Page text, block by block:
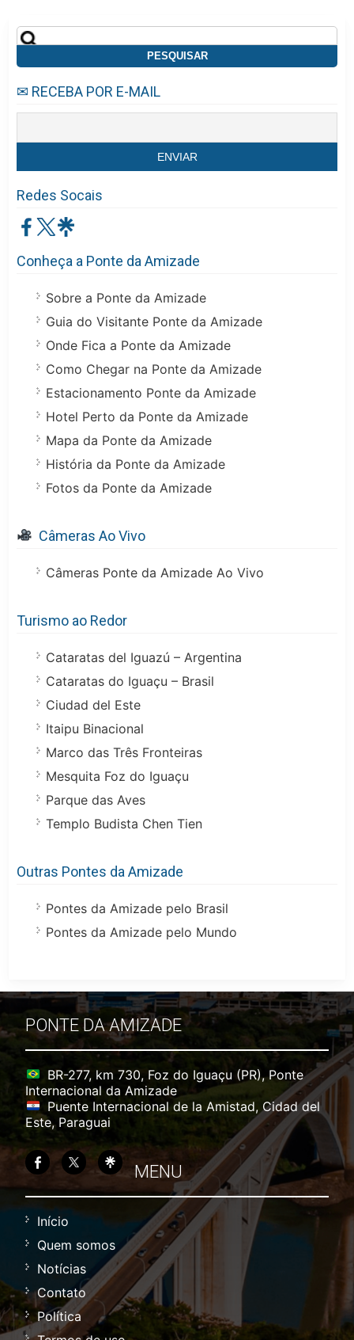
Pesquisar
por:
✉ RECEBA POR E-MAIL
Redes Socais
Conheça a Ponte da Amizade
Sobre a Ponte da Amizade
Guia do Visitante Ponte da Amizade
Onde Fica a Ponte da Amizade
Como Chegar na Ponte da Amizade
Estacionamento Ponte da Amizade
Hotel Perto da Ponte da Amizade
Mapa da Ponte da Amizade
História da Ponte da Amizade
Fotos da Ponte da Amizade
Câmeras Ao Vivo
Câmeras Ponte da Amizade Ao Vivo
Turismo ao Redor
Cataratas del Iguazú – Argentina
Cataratas do Iguaçu – Brasil
Ciudad del Este
Itaipu Binacional
Marco das Três Fronteiras
Mesquita Foz do Iguaçu
Parque das Aves
Templo Budista Chen Tien
Outras Pontes da Amizade
Pontes da Amizade pelo Brasil
Pontes da Amizade pelo Mundo
PONTE DA AMIZADE
BR-277, km 730, Foz do Iguaçu (PR), Ponte
Internacional da Amizade
Puente Internacional de la Amistad, Cidad del
Este, Paraguai
MENU
Início
Quem somos
Notícias
Contato
Política